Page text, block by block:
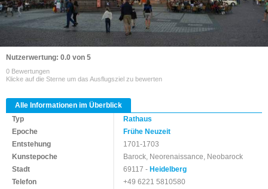
Nutzerwertung: 0.0 von 5
0 Bewertungen
Klicke auf die Sterne um das Ausflugsziel zu bewerten
Alle Informationen im Überblick
Typ
Rathaus
Epoche
Frühe Neuzeit
Entstehung
1701-1703
Kunstepoche
Barock, Neorenaissance, Neobarock
Stadt
69117 -Heidelberg
Telefon
+49 6221 5810580